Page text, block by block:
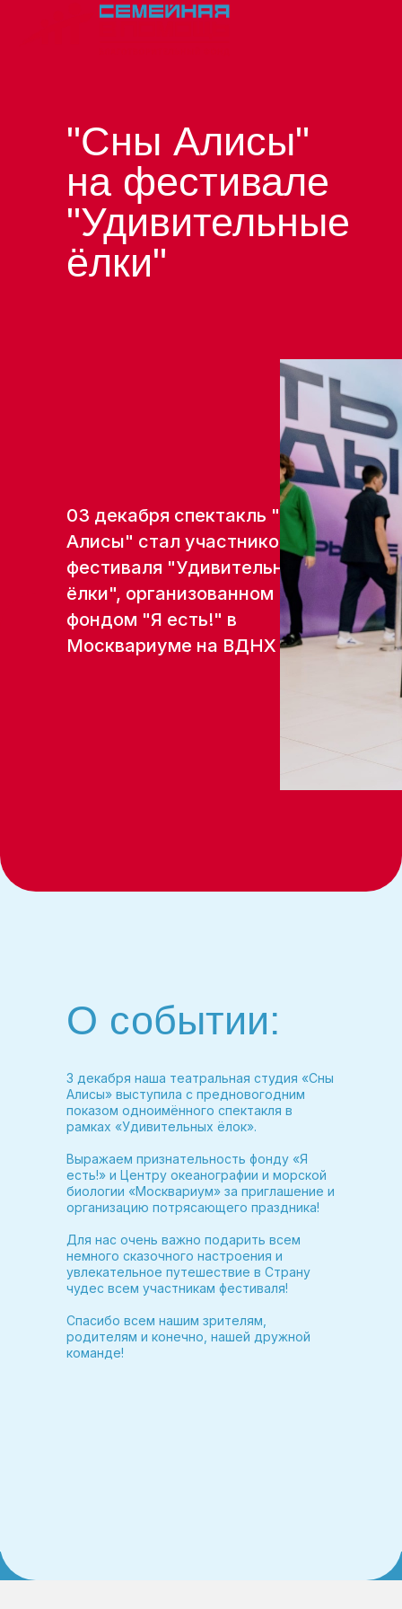
"Сны Алисы"
на фестивале
"Удивительные
ёлки"
03 декабря спектакль "Сны
Алисы" стал участником
фестиваля "Удивительные
ёлки", организованном
фондом "Я есть!" в
Москвариуме на ВДНХ
3 декабря наша театральная студия «Сны
Алисы» выступила с предновогодним
показом одноимённого спектакля в
рамках «Удивительных ёлок».
Выражаем признательность фонду «Я
есть!» и Центру океанографии и морской
биологии «Москвариум» за приглашение и
организацию потрясающего праздника!
Для нас очень важно подарить всем
немного сказочного настроения и
увлекательное путешествие в Страну
чудес всем участникам фестиваля!
Спасибо всем нашим зрителям,
родителям и конечно, нашей дружной
команде!
О событии: